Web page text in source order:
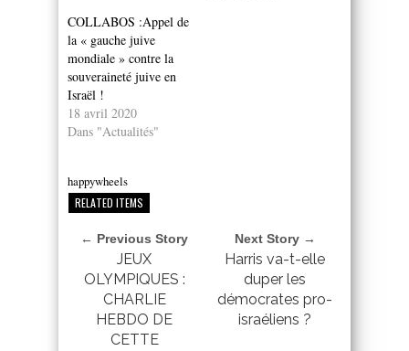
COLLABOS :Appel de
la « gauche juive
mondiale » contre la
souveraineté juive en
Israël !
18 avril 2020
Dans "Actualités"
happywheels
RELATED ITEMS
← Previous Story
JEUX
OLYMPIQUES :
CHARLIE
HEBDO DE
CETTE
Next Story →
Harris va-t-elle
duper les
démocrates pro-
israéliens ?